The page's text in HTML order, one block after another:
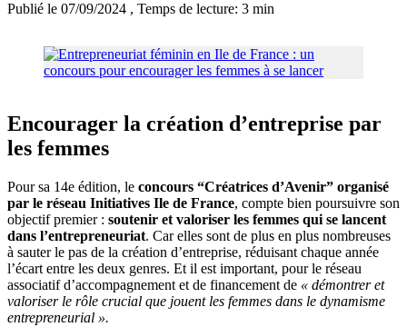
Publié le 07/09/2024 , Temps de lecture: 3 min
Encourager la création d’entreprise par
les femmes
Pour sa 14e édition, le concours “Créatrices d’Avenir” organisé
par le réseau Initiatives Ile de France, compte bien poursuivre son
objectif premier : soutenir et valoriser les femmes qui se lancent
dans l’entrepreneuriat. Car elles sont de plus en plus nombreuses
à sauter le pas de la création d’entreprise, réduisant chaque année
l’écart entre les deux genres. Et il est important, pour le réseau
associatif d’accompagnement et de financement de « démontrer et
valoriser le rôle crucial que jouent les femmes dans le dynamisme
entrepreneurial ».